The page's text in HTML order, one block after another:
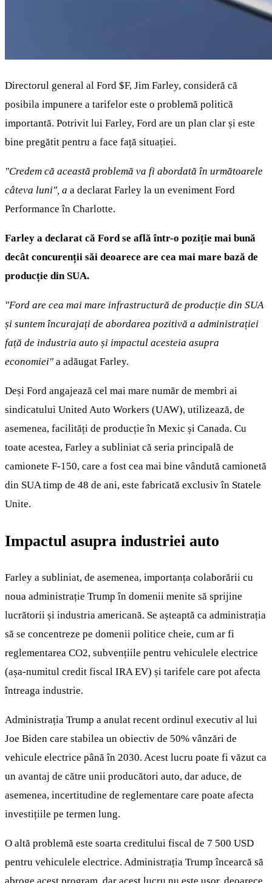
Directorul general al Ford $F, Jim Farley, consideră că
posibila impunere a tarifelor este o problemă politică
importantă. Potrivit lui Farley, Ford are un plan clar și este
bine pregătit pentru a face față situației.
"Credem că această problemă va fi abordată în următoarele
câteva luni", a a declarat Farley la un eveniment Ford
Performance în Charlotte.
Farley a declarat că Ford se află într-o poziție mai bună
decât concurenții săi deoarece are cea mai mare bază de
producție din SUA.
"Ford are cea mai mare infrastructură de producție din SUA
și suntem încurajați de abordarea pozitivă a administrației
față de industria auto și impactul acesteia asupra
economiei" a adăugat Farley.
Deși Ford angajează cel mai mare număr de membri ai
sindicatului United Auto Workers (UAW), utilizează, de
asemenea, facilități de producție în Mexic și Canada. Cu
toate acestea, Farley a subliniat că seria principală de
camionete F-150, care a fost cea mai bine vândută camionetă
din SUA timp de 48 de ani, este fabricată exclusiv în Statele
Unite.
Impactul asupra industriei auto
Farley a subliniat, de asemenea, importanța colaborării cu
noua administrație Trump în domenii menite să sprijine
lucrătorii și industria americană. Se așteaptă ca administrația
să se concentreze pe domenii politice cheie, cum ar fi
reglementarea CO2, subvențiile pentru vehiculele electrice
(așa-numitul credit fiscal IRA EV) și tarifele care pot afecta
întreaga industrie.
Administrația Trump a anulat recent ordinul executiv al lui
Joe Biden care stabilea un obiectiv de 50% vânzări de
vehicule electrice până în 2030. Acest lucru poate fi văzut ca
un avantaj de către unii producători auto, dar aduce, de
asemenea, incertitudine de reglementare care poate afecta
investițiile pe termen lung.
O altă problemă este soarta creditului fiscal de 7 500 USD
pentru vehiculele electrice. Administrația Trump încearcă să